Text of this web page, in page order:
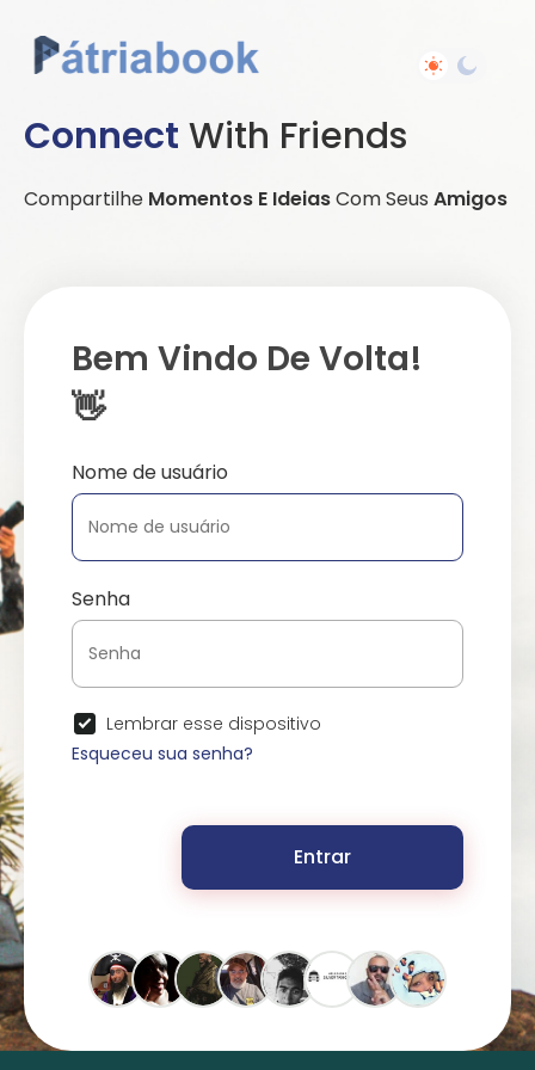
Connect With Friends
Compartilhe Momentos E IdeiasCom Seus Amigos
Bem Vindo De Volta!
👋
Nome de usuário
Senha
Lembrar esse dispositivo
Esqueceu sua senha?
Entrar